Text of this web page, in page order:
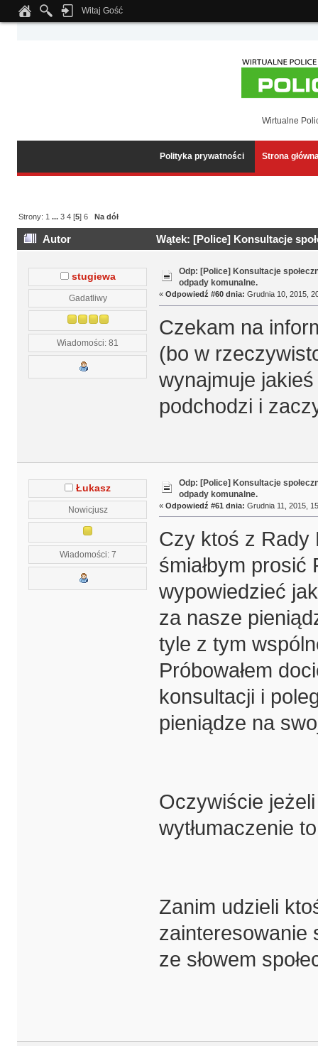
Notice: Undefined index: tapatalk_body_hook in
Witaj Gość
Wirtualne
Polityka prywatności Strona
Strony: 1 ...3 4 [5]6 Na dół
Autor
Wątek: [Police] Konsultacje
stugiewa
Gadatliwy
Wiadomości: 81
Odp: [Police] Konsultacje
odpady komunalne.
« Odpowiedź #60 dnia: Grudnia 10, 2015,
Czekam na
(bo w
wynajmuje
podchodzi i
Łukasz
Nowicjusz
Wiadomości: 7
Odp: [Police] Konsultacje
odpady komunalne.
« Odpowiedź #61 dnia: Grudnia 11, 2015,
Czy ktoś z Rady
śmiałbym
wypowiedzieć
za nasze
tyle z tym
Próbowałem
konsultacji i
pieniądze na
Oczywiście
wytłumaczenie
Zanim udzieli
zainteresowanie
ze słowem